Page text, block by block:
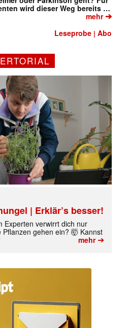
wird dieser Weg bereits …
mehr➔
Leseprobe |Abo
| Erklär’s besser!
Experten verwirrt dich nur
gehen ein? 🤯 Kannst
mehr➔